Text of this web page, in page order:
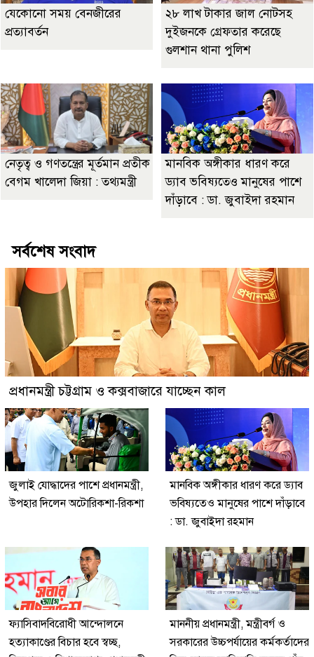
যেকোনো সময় বেনজীরের
প্রত্যাবর্তন
২৮ লাখ টাকার জাল নোটসহ
দুইজনকে গ্রেফতার করেছে
গুলশান থানা পুলিশ
নেতৃত্ব ও গণতন্ত্রের মূর্তমান প্রতীক
বেগম খালেদা জিয়া : তথ্যমন্ত্রী
মানবিক অঙ্গীকার ধারণ করে
ড্যাব ভবিষ্যতেও মানুষের পাশে
দাঁড়াবে : ডা. জুবাইদা রহমান
সর্বশেষ সংবাদ
প্রধানমন্ত্রী চট্টগ্রাম ও কক্সবাজারে যাচ্ছেন কাল
জুলাই যোদ্ধাদের পাশে প্রধানমন্ত্রী,
উপহার দিলেন অটোরিকশা-রিকশা
মানবিক অঙ্গীকার ধারণ করে ড্যাব
ভবিষ্যতেও মানুষের পাশে দাঁড়াবে
: ডা. জুবাইদা রহমান
ফ্যাসিবাদবিরোধী আন্দোলনে
হত্যাকাণ্ডের বিচার হবে স্বচ্ছ,
মাননীয় প্রধানমন্ত্রী, মন্ত্রীবর্গ ও
সরকারের উচ্চপর্যায়ের কর্মকর্তাদের